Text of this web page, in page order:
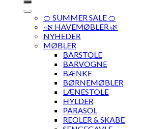
🍊 SUMMER SALE 🍊
·🌿 HAVEMØBLER 🌿
NYHEDER
MØBLER
BARSTOLE
BARVOGNE
BÆNKE
BØRNEMØBLER
LÆNESTOLE
HYLDER
PARASOL
REOLER & SKABE